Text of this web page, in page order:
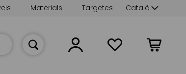
Language
Català
Targetes
Materials
La meva